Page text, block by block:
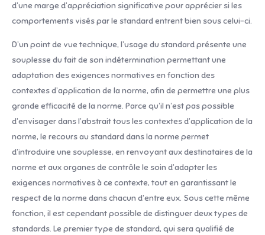
d’une marge d’appréciation significative pour apprécier si les
comportements visés par le standard entrent bien sous celui-ci.
D’un point de vue technique, l’usage du standard présente une
souplesse du fait de son indétermination permettant une
adaptation des exigences normatives en fonction des
contextes d’application de la norme, afin de permettre une plus
grande efficacité de la norme. Parce qu’il n’est pas possible
d’envisager dans l’abstrait tous les contextes d’application de la
norme, le recours au standard dans la norme permet
d’introduire une souplesse, en renvoyant aux destinataires de la
norme et aux organes de contrôle le soin d’adapter les
exigences normatives à ce contexte, tout en garantissant le
respect de la norme dans chacun d’entre eux. Sous cette même
fonction, il est cependant possible de distinguer deux types de
standards. Le premier type de standard, qui sera qualifié de